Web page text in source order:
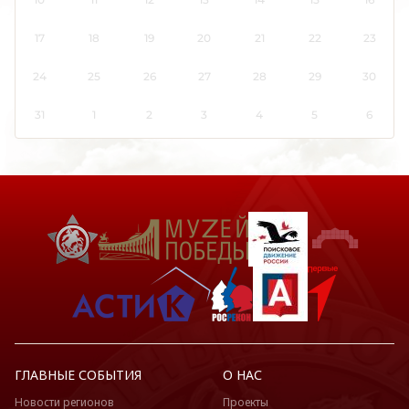
Краснодарский край
Курская область
Липецкая область
Луганская Народная Республика
Магаданская область
Марий Эл
Московская область
17 18 19 20 21 22 23
24 25 26 27 28 29 30
31 1 2 3 4 5 6
ГЛАВНЫЕ СОБЫТИЯ
Новости регионов
О НАС
Проекты